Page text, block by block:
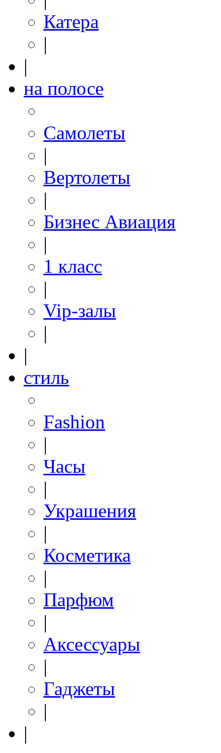
Катера
|
|
на полосе
Самолеты
|
Вертолеты
|
Бизнес Авиация
|
1 класс
|
Vip-залы
|
|
стиль
Fashion
|
Часы
|
Украшения
|
Косметика
|
Парфюм
|
Аксессуары
|
Гаджеты
|
|